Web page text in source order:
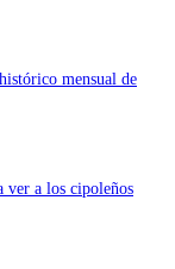
mensual de
ver a los cipoleños